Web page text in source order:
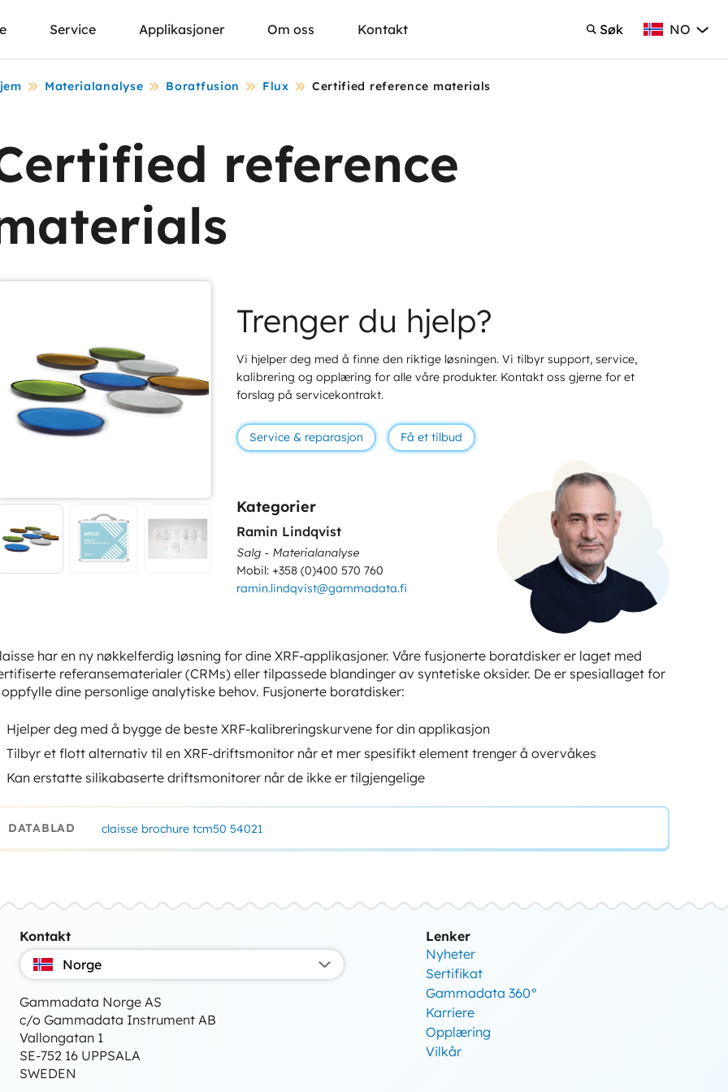
Service Applikasjoner Om oss Kontakt Søk
Søk NorskNO
Materialanalyse Boratfusion Flux Certified reference materials
reference
Trenger du hjelp?
Vi hjelper deg med å finne den riktige løsningen. Vi tilbyr support, service,
kalibrering og opplæring for alle våre produkter. Kontakt oss gjerne for et
forslag på servicekontrakt.
Service & reparasjon Få et tilbud
har en ny nøkkelferdig løsning for dine XRF-applikasjoner. Våre fusjonerte boratdisker er laget med
referansematerialer (CRMs) eller tilpassede blandinger av syntetiske oksider. De er spesiallaget for
dine personlige analytiske behov. Fusjonerte boratdisker:
Hjelper deg med å bygge de beste XRF-kalibreringskurvene for din applikasjon
Tilbyr et flott alternativ til en XRF-driftsmonitor når et mer spesifikt element trenger å overvåkes
Kan erstatte silikabaserte driftsmonitorer når de ikke er tilgjengelige
DATABLAD claisse brochure tcm50 54021
Kategorier
Ramin Lindqvist
Salg - Materialanalyse
Mobil: +358 (0)400 570 760
ramin.lindqvist@gammadata.fi
Kontakt
Norge
Gammadata Norge AS
c/o Gammadata Instrument AB
Vallongatan 1
SE-752 16 UPPSALA
SWEDEN
Lenker
Nyheter
Sertifikat
Gammadata 360°
Karriere
Opplæring
Vilkår